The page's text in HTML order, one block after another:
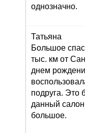
однозначно.
Татьяна
Большое
тыс. км от
днем
подруга. Это
данный
большое.